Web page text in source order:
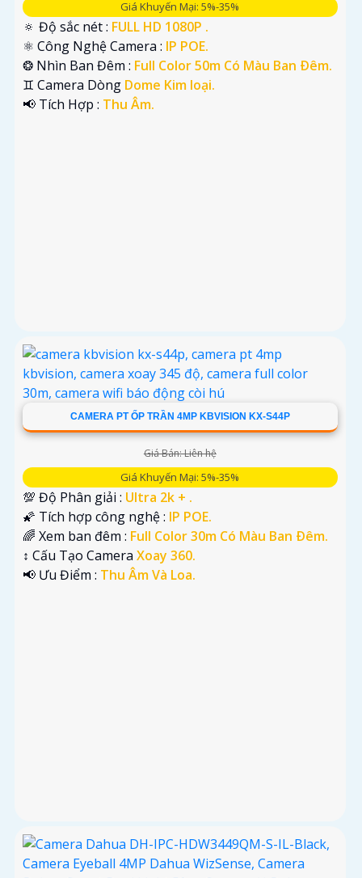
Giá Khuyến Mại: 5%-35%
🔅 Độ sắc nét : FULL HD 1080P .
⚛️ Công Nghệ Camera : IP POE.
❂ Nhìn Ban Đêm : Full Color 50m Có Màu Ban Ðêm.
♊ Camera Dòng Dome Kim loại.
️📢 Tích Hợp : Thu Âm.
CAMERA PT ỐP TRẦN 4MP KBVISION KX-S44P
Giá Bán: Liên hệ
Giá Khuyến Mại: 5%-35%
💯 Độ Phân giải : Ultra 2k + .
🌠 Tích hợp công nghệ : IP POE.
🌈 Xem ban đêm : Full Color 30m Có Màu Ban Ðêm.
↕️ Cấu Tạo Camera Xoay 360.
️📢 Ưu Điểm : Thu Âm Và Loa.